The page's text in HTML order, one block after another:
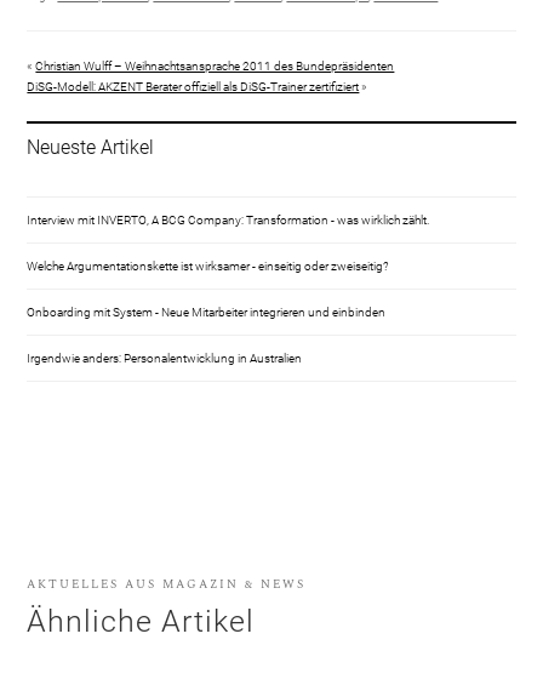
«Christian Wulff – Weihnachtsansprache 2011 des Bundepräsidenten
DiSG-Modell: AKZENT Berater offiziell als DiSG-Trainer zertifiziert»
Neueste Artikel
Interview mit INVERTO, A BCG Company: Transformation - was wirklich zählt.
Welche Argumentationskette ist wirksamer - einseitig oder zweiseitig?
Onboarding mit System - Neue Mitarbeiter integrieren und einbinden
Irgendwie anders: Personalentwicklung in Australien
AKTUELLES AUS MAGAZIN & NEWS
Ähnliche Artikel